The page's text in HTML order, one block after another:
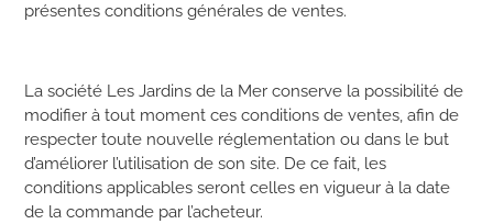
présentes conditions générales de ventes.
La société Les Jardins de la Mer conserve la possibilité de
modifier à tout moment ces conditions de ventes, afin de
respecter toute nouvelle réglementation ou dans le but
d’améliorer l’utilisation de son site. De ce fait, les
conditions applicables seront celles en vigueur à la date
de la commande par l’acheteur.